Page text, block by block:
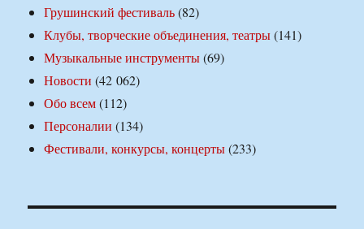
Грушинский фестиваль(82)
Клубы, творческие объединения, театры(141)
Музыкальные инструменты(69)
Новости (42 062)
Обо всем(112)
Персоналии (134)
Фестивали, конкурсы, концерты(233)